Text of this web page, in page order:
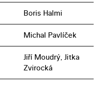
Boris Halmi
Michal Pavlíček
Jiří Moudrý, Jitka
Zvirocká